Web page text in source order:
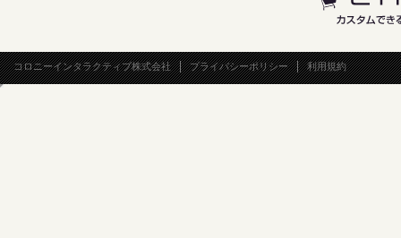
コロニーインタラクティブ株式会社 プライバシーポリシー 利用規約